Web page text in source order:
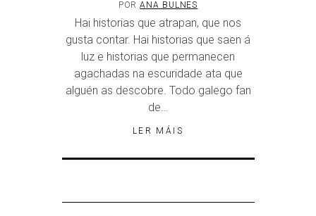
PORANA BULNES
Hai historias que atrapan, que nos
gusta contar. Hai historias que saen á
luz e historias que permanecen
agachadas na escuridade ata que
alguén as descobre. Todo galego fan
de…
LER MÁIS